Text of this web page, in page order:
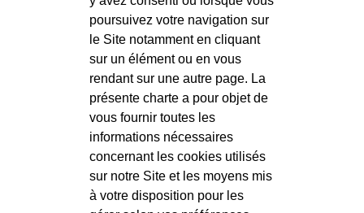
poursuivez votre navigation sur
le Site notamment en cliquant
sur un élément ou en vous
rendant sur une autre page. La
présente charte a pour objet de
vous fournir toutes les
informations nécessaires
concernant les cookies utilisés
sur notre Site et les moyens mis
à votre disposition pour les